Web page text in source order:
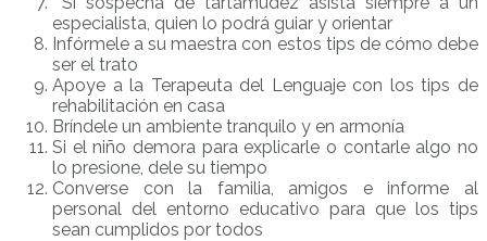
especialista, quien lo podrá guiar y orientar
Infórmele a su maestra con estos tips de cómo debe
ser el trato
Apoye a la Terapeuta del Lenguaje con los tips de
rehabilitación en casa
Bríndele un ambiente tranquilo y en armonía
Si el niño demora para explicarle o contarle algo no
lo presione, dele su tiempo
Converse con la familia, amigos e informe al
personal del entorno educativo para que los tips
sean cumplidos por todos